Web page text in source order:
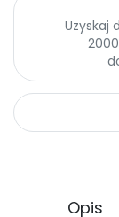
Pomoc
Uzyskaj
Opis